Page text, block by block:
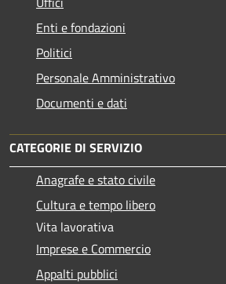
Enti e fondazioni
Politici
Personale Amministrativo
Documenti e dati
CATEGORIE DI SERVIZIO
Anagrafe e stato civile
Cultura e tempo libero
Vita lavorativa
Imprese e Commercio
Appalti pubblici